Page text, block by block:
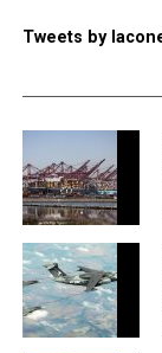
Tweets by